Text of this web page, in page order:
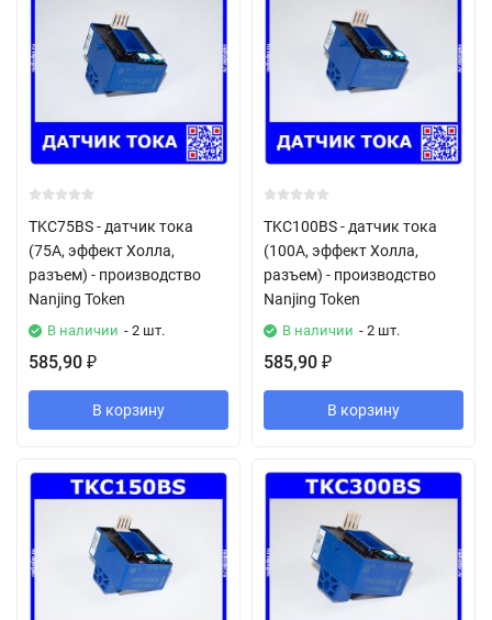
TKC75BS - датчик тока
(75А, эффект Холла,
разъем) - производство
Nanjing Token
В наличии - 2 шт.
585,90 ₽
В корзину
TKC100BS - датчик тока
(100А, эффект Холла,
разъем) - производство
Nanjing Token
В наличии - 2 шт.
585,90 ₽
В корзину